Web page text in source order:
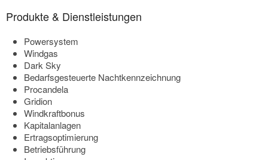
Produkte & Dienstleistungen
Powersystem
Windgas
Dark Sky
Bedarfsgesteuerte Nachtkennzeichnung
Procandela
Gridion
Windkraftbonus
Kapitalanlagen
Ertragsoptimierung
Betriebsführung